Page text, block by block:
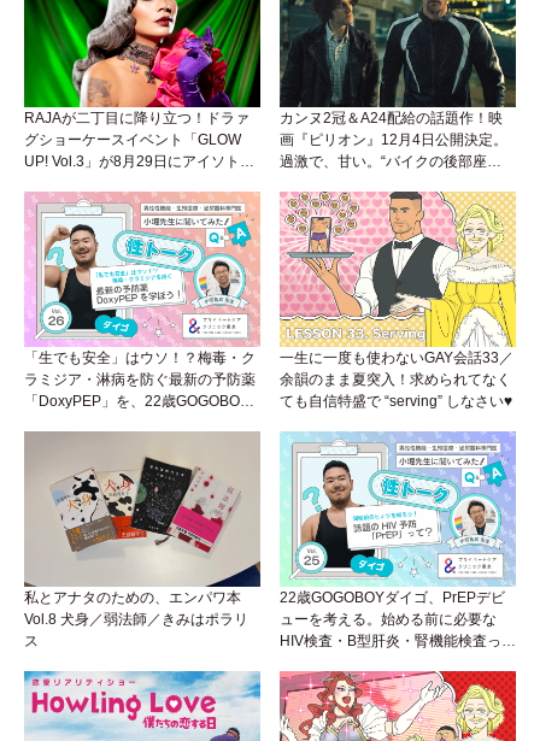
RAJAが二丁目に降り立つ！ドラァ
グショーケースイベント「GLOW
UP! Vol.3」が8月29日にアイソトー
カンヌ2冠＆A24配給の話題作！映
画『ピリオン』12月4日公開決定。
過激で、甘い。“バイクの後部座
「生でも安全」はウソ！？梅毒・ク
ラミジア・淋病を防ぐ最新の予防薬
「DoxyPEP」を、22歳GOGOBOY
（Vol.26）
一生に一度も使わないGAY会話33／
余韻のまま夏突入！求められてなく
ても自信特盛で “serving” しなさい♥
私とアナタのための、エンパワ本
Vol.8 犬身／弱法師／きみはポラリ
ス
22歳GOGOBOYダイゴ、PrEPデビ
ューを考える。始める前に必要な
HIV検査・B型肝炎・腎機能検査っ
性トーク～聞きにくいことは小堀先
生に聞けばイイ！（Vol.25）